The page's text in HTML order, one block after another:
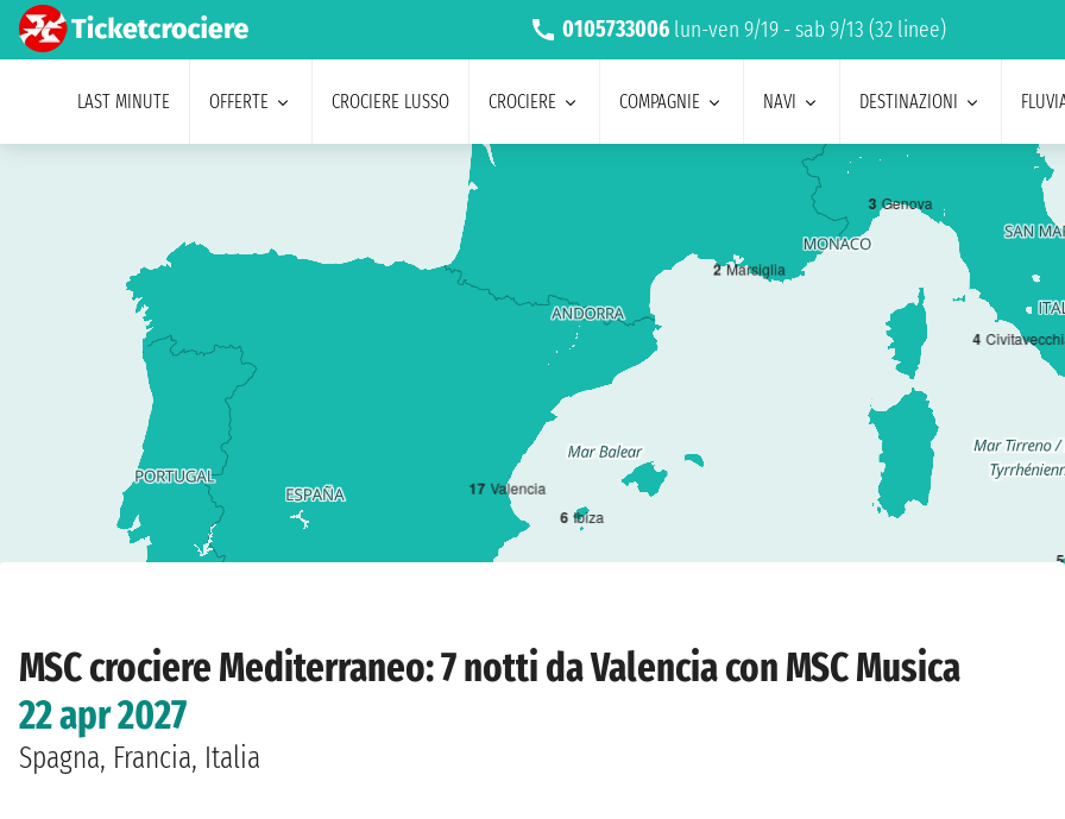
0105733006 lun-ven 9/19 - sab 9/13 (32 linee)
LAST MINUTE OFFERTE CROCIERE LUSSO CROCIERE COMPAGNIE NAVI DESTINAZIONI
17 Valencia
2 Marsiglia
3 Genova
4
5
6 Ibiza
MSC crociere Mediterraneo: 7 notti da Valencia con MSC Musica
22 apr 2027
Spagna, Francia, Italia